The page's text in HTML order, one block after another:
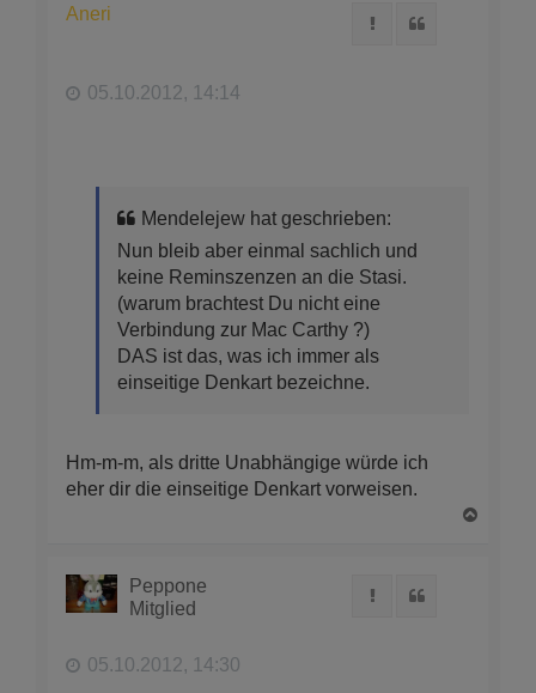
Aneri Melden
05.10.2012, 14:14
Mendelejew hat geschrieben:
Nun bleib aber einmal sachlich und
keine Reminszenzen an die Stasi.
(warum brachtest Du nicht eine
Verbindung zur Mac Carthy ?)
DAS ist das, was ich immer als
einseitige Denkart bezeichne.
Hm-m-m, als dritte Unabhängige würde ich
eher dir die einseitige Denkart vorweisen.
Peppone
Mitglied
Melden
05.10.2012, 14:30